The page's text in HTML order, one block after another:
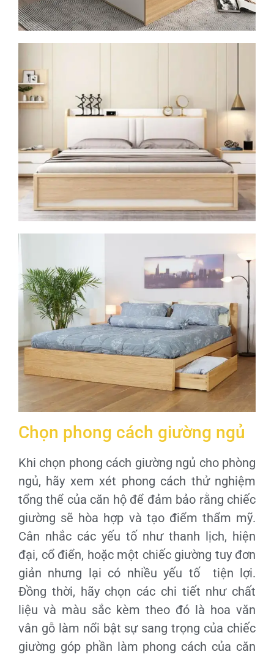
Chọn phong cách giường ngủ
Khi chọn phong cách giường ngủ cho phòng
ngủ, hãy xem xét phong cách thử nghiệm
tổng thể của căn hộ để đảm bảo rằng chiếc
giường sẽ hòa hợp và tạo điểm thẩm mỹ.
Cân nhắc các yếu tố như thanh lịch, hiện
đại, cổ điển, hoặc một chiếc giường tuy đơn
giản nhưng lại có nhiều yếu tố tiện lợi.
Đồng thời, hãy chọn các chi tiết như chất
liệu và màu sắc kèm theo đó là hoa văn
vân gỗ làm nổi bật sự sang trọng của chiếc
giường góp phần làm phong cách của căn